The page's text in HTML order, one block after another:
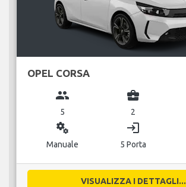
OPEL CORSA
group
5
business_center
2
miscellaneous_services
Manuale
login
5 Porta
VISUALIZZA I DETTAGLI...